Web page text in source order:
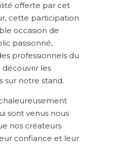
offerte par cet
cette participation
occasion de
passionné,
professionnels du
les
sur notre stand.
sont venus nous
nos créateurs
confiance et leur